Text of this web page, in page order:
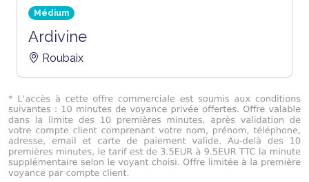
Médium
Ardivine
Roubaix